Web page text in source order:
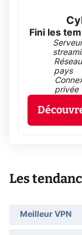
Fini les
pays
privée
Les
Meilleur VPN